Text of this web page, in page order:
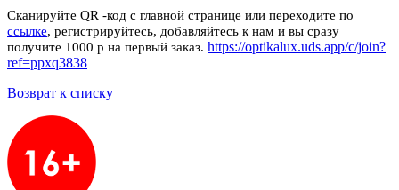
Сканируйте QR -код с главной странице или переходите по
ссылке, регистрируйтесь, добавляйтесь к нам и вы сразу
получите 1000 р на первый заказ. https://optikalux.uds.app/c/join?
ref=ppxq3838
Возврат к списку